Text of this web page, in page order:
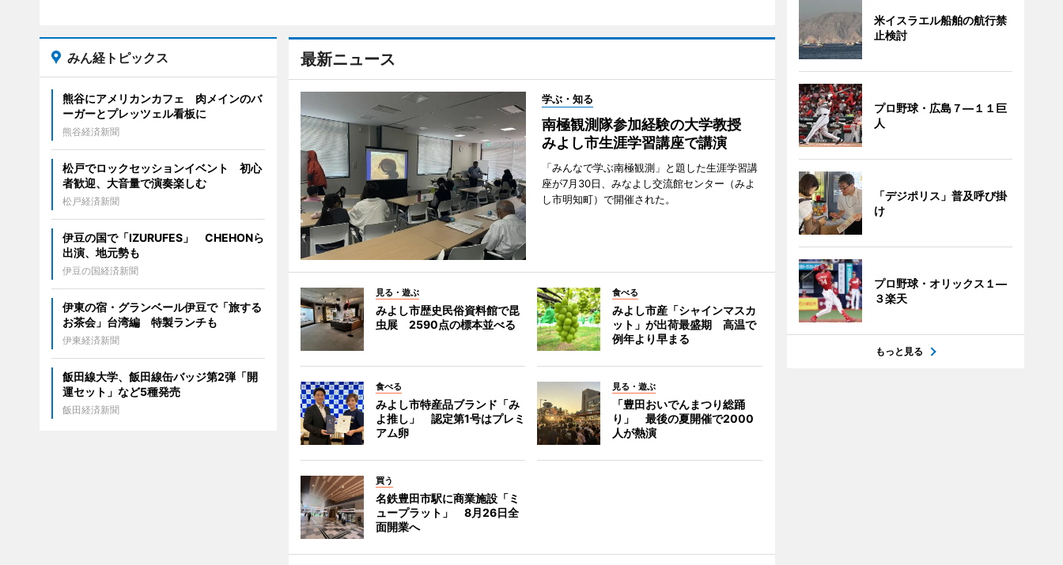
最新ニュース
学ぶ・知る
南極観測隊参加経験の大学教授
みよし市生涯学習講座で講演
「みんなで学ぶ南極観測」と題した生涯学習講
座が7月30日、みなよし交流館センター（みよ
し市明知町）で開催された。
見る・遊ぶ
みよし市歴史民俗資料館で昆
虫展 2590点の標本並べる
食べる
みよし市産「シャインマスカ
ット」が出荷最盛期 高温で
例年より早まる
食べる
みよし市特産品ブランド「み
よ推し」 認定第1号はプレミ
アム卵
見る・遊ぶ
「豊田おいでんまつり総踊
り」 最後の夏開催で2000
人が熱演
買う
名鉄豊田市駅に商業施設「ミ
ュープラット」 8月26日全
面開業へ
みん経トピックス
熊谷にアメリカンカフェ 肉メインのバ
ーガーとプレッツェル看板に
熊谷経済新聞
松戸でロックセッションイベント 初心
者歓迎、大音量で演奏楽しむ
松戸経済新聞
伊豆の国で「IZURUFES」 CHEHONら
出演、地元勢も
伊豆の国経済新聞
伊東の宿・グランベール伊豆で「旅する
お茶会」台湾編 特製ランチも
伊東経済新聞
飯田線大学、飯田線缶バッジ第2弾「開
運セット」など5種発売
飯田経済新聞
米イスラエル船舶の航行禁
止検討
プロ野球・広島７―１１巨
人
「デジポリス」普及呼び掛
け
プロ野球・オリックス１―
３楽天
もっと見る